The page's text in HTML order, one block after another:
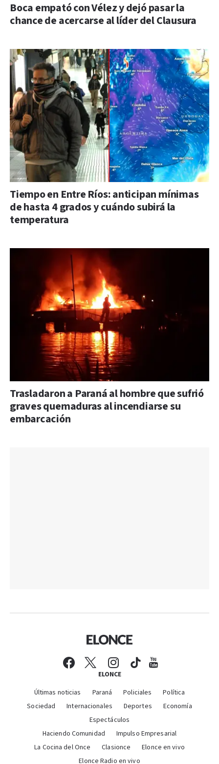
Boca empató con Vélez y dejó pasar la
chance de acercarse al líder del Clausura
Tiempo en Entre Ríos: anticipan mínimas
de hasta 4 grados y cuándo subirá la
temperatura
Trasladaron a Paraná al hombre que sufrió
graves quemaduras al incendiarse su
embarcación
ELONCE
Últimas noticias Paraná Policiales
Política
Sociedad
Internacionales Deportes
Economía
Espectáculos
Haciendo Comunidad
Impulso Empresarial
La Cocina del Once
Clasionce
Elonce en vivo
Elonce Radio en vivo